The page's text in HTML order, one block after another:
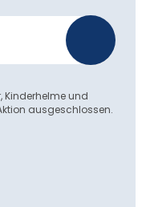
Kinderhelme und
ausgeschlossen.